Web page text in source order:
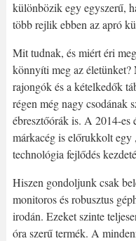
különbözik egy egyszerű,
több rejlik ebben az apró
Mit tudnak, és miért éri
könnyíti meg az életünket?
rajongók és a kételkedők
régen még nagy csodának
ébresztőórák is. A 2014-es
márkacég is előrukkolt egy
technológia fejlődés
Hiszen gondoljunk csak
monitoros és robusztus
irodán. Ezeket szinte
óra szerű termék. A